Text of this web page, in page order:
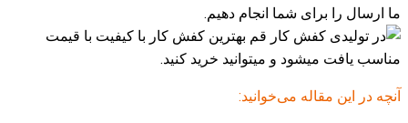
ما ارسال را برای شما انجام دهیم.
آنچه در این مقاله می‌خوانید: